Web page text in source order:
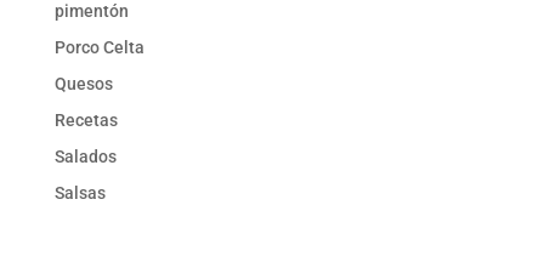
pimentón
Porco Celta
Quesos
Recetas
Salados
Salsas